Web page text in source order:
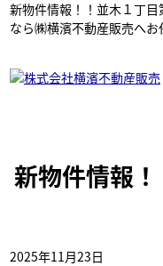
新物件情報！！並木１丁
なら㈱横濱不動産販売へお
新物件情報
2025年11月23日